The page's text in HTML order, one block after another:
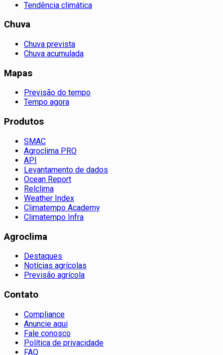
Tendência climática
Chuva
Chuva prevista
Chuva acumulada
Mapas
Previsão do tempo
Tempo agora
Produtos
SMAC
Agroclima PRO
API
Levantamento de dados
Ocean Report
Relclima
Weather Index
Climatempo Academy
Climatempo Infra
Agroclima
Destaques
Notícias agrícolas
Previsão agrícola
Contato
Compliance
Anuncie aqui
Fale conosco
Política de privacidade
FAQ